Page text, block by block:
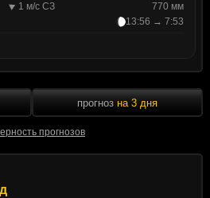
1 м/с СЗ
770 мм
13:56 → 7:53
прогнозов
прогноз на 3 дня